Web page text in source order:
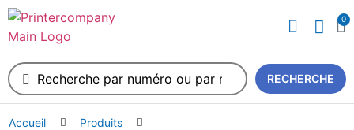
0
RECHERCHE
Accueil
Produits